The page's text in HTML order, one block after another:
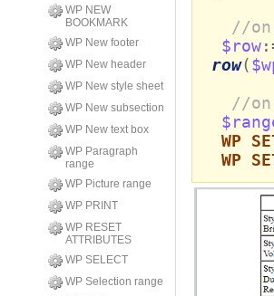
WP NEW
BOOKMARK
WP New footer
WP New header
WP New style sheet
WP New subsection
WP New text box
WP Paragraph
range
WP Picture range
WP PRINT
WP RESET
ATTRIBUTES
WP SELECT
WP Selection range
//
$row
row(
//
WP
WP